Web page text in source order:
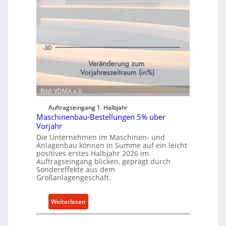
Bild: VDMA e.V.
Auftragseingang 1. Halbjahr
Maschinenbau-Bestellungen 5% über
Vorjahr
Die Unternehmen im Maschinen- und
Anlagenbau können in Summe auf ein leicht
positives erstes Halbjahr 2026 im
Auftragseingang blicken, geprägt durch
Sondereffekte aus dem
Großanlagengeschäft.
Weiterlesen:
M